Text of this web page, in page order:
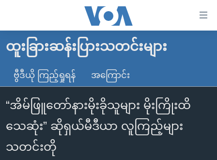
လွယ်ကူ
သည့်
Link
များ
ပင်မ
အကြောင်းအရာ
မူလစာမျက်နှာ
မြန်မာ
ကမ္ဘာ့သတင်းများ
နိုင်ငံတကာ
အမေရိကန်
တရုတ်
အစ္စရေး-ပါလက်စတိုင်း
ဗွီဒီယို
သတင်းလွတ်လပ်ခွင့်
ရပ်ဝန်းတခု လမ်းတခု အလွန်
အင်္ဂလိပ်စာလေ့လာမယ်
ထူးခြားဆန်းပြားသတင်းများ
ဗွီဒီယို ကြည့်ရှုရန် အကြောင်း
“အိမ်ဖြူတော်နားမိုးခိုသူများ မိုးကြိုးထိ
သေဆုံး” ဆိုရှယ်မီဒီယာ လူကြည့်များ
သတင်းတို